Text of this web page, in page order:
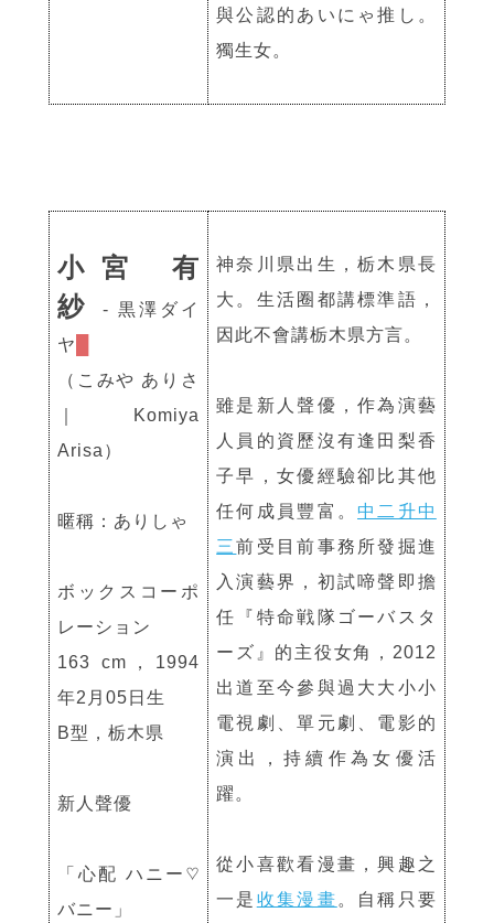
與公認的あいにゃ推し。
獨生女。
小宮 有
紗
- 黒澤ダイ
ヤ
（こみや ありさ
｜Komiya
Arisa）
暱稱：ありしゃ
ボックスコーポ
レーション
163 cm，1994
年2月05日生
B型，栃木県
新人聲優
「心配 ハニー♡
バニー」
神奈川県出生，栃木県長
大。生活圈都講標準語，
因此不會講栃木県方言。
雖是新人聲優，作為演藝
人員的資歷沒有逢田梨香
子早，女優經驗卻比其他
任何成員豐富。中二升中
三前受目前事務所發掘進
入演藝界，初試啼聲即擔
任『特命戦隊ゴーバスタ
ーズ』的主役女角，2012
出道至今參與過大大小小
電視劇、單元劇、電影的
演出，持續作為女優活
躍。
從小喜歡看漫畫，興趣之
一是 收集漫畫 。自稱只要